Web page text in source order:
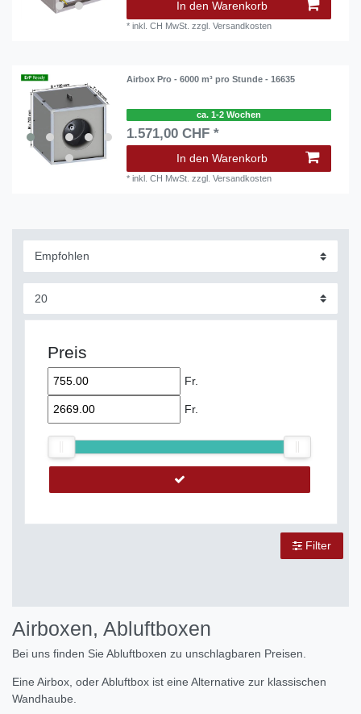
In den Warenkorb
*inkl. CH MwSt. zzgl.Versandkosten
Airbox Pro - 6000 m³ pro Stunde - 16635
ca. 1-2 Wochen
1.571,00 CHF *
In den Warenkorb
*inkl. CH MwSt. zzgl.Versandkosten
Preis
Fr.
Fr.
Filter
Airboxen, Abluftboxen
Bei uns finden Sie Abluftboxen zu unschlagbaren Preisen.
Eine Airbox, oder Abluftbox ist eine Alternative zur klassischen
Wandhaube.